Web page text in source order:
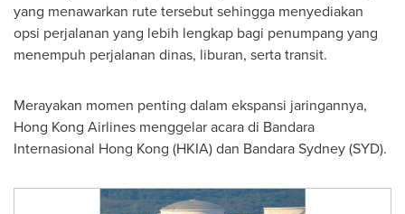
yang menawarkan rute tersebut sehingga menyediakan
opsi perjalanan yang lebih lengkap bagi penumpang yang
menempuh perjalanan dinas, liburan, serta transit.
Merayakan momen penting dalam ekspansi jaringannya,
Hong Kong Airlines menggelar acara di Bandara
Internasional Hong Kong (HKIA) dan Bandara Sydney(SYD).